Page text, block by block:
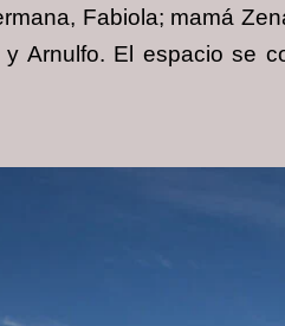
Fabiola; mamá
y Arnulfo. El espacio se